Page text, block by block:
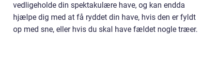
vedligeholde din spektakulære have, og kan endda
hjælpe dig med at få ryddet din have, hvis den er fyldt
op med sne, eller hvis du skal have fældet nogle træer.